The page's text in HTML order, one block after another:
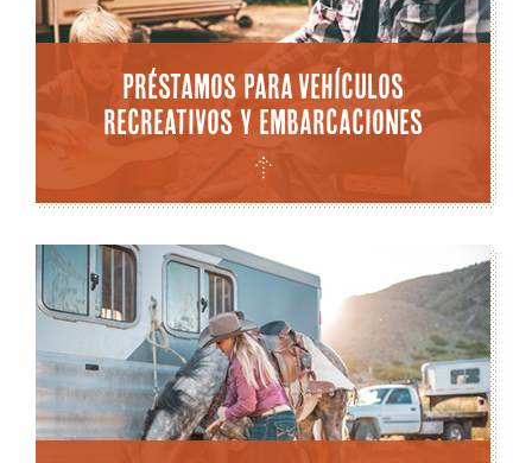
Préstamos para vehículos
recreativos y embarcaciones